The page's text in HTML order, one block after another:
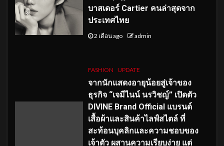
บาสเดอร์ Cartier คนล่าสุดจาก
ประเทศไทย
2 เดือน ago admin
FASHION UPDATE
จากนักแสดงอายุน้อยสู่เจ้าของ
ธุรกิจ “เจมีไนน์ นรวิชญ์” เปิดตัว
DIVINE Brand Official แบรนด์
เสื้อผ้าและสินค้าไลฟ์สไตล์ ที่
สะท้อนบุคลิกและความชอบของ
เจ้าตัว ผสานความเรียบง่าย แต่